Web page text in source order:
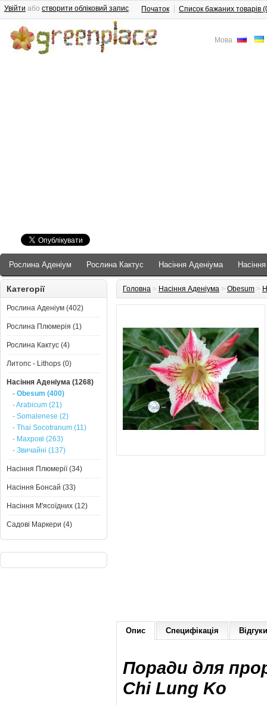
Мова
Увійти або створити обліковий запис. Початок Список бажаних товарів
Рослина Аденіум Рослина Кактус Насіння Аденіума
Категорії
Рослина Аденіум (402)
Рослина Плюмерія (1)
Рослина Кактус (4)
Литопс - Lithops (0)
Насіння Аденіума (1268)
- Obesum (400)
- Arabicum (21)
- Somalenese (2)
- Thai Socotranum (11)
- Махрові (263)
- Звичайні (137)
Насіння Плюмерії (34)
Насіння Бонсай (33)
Насіння М'ясоїдних (12)
Садові Маркери (4)
Головна > Насіння Аденіума > Obesum >
Опис Специфікація
Поради для
Chi Lung Ko